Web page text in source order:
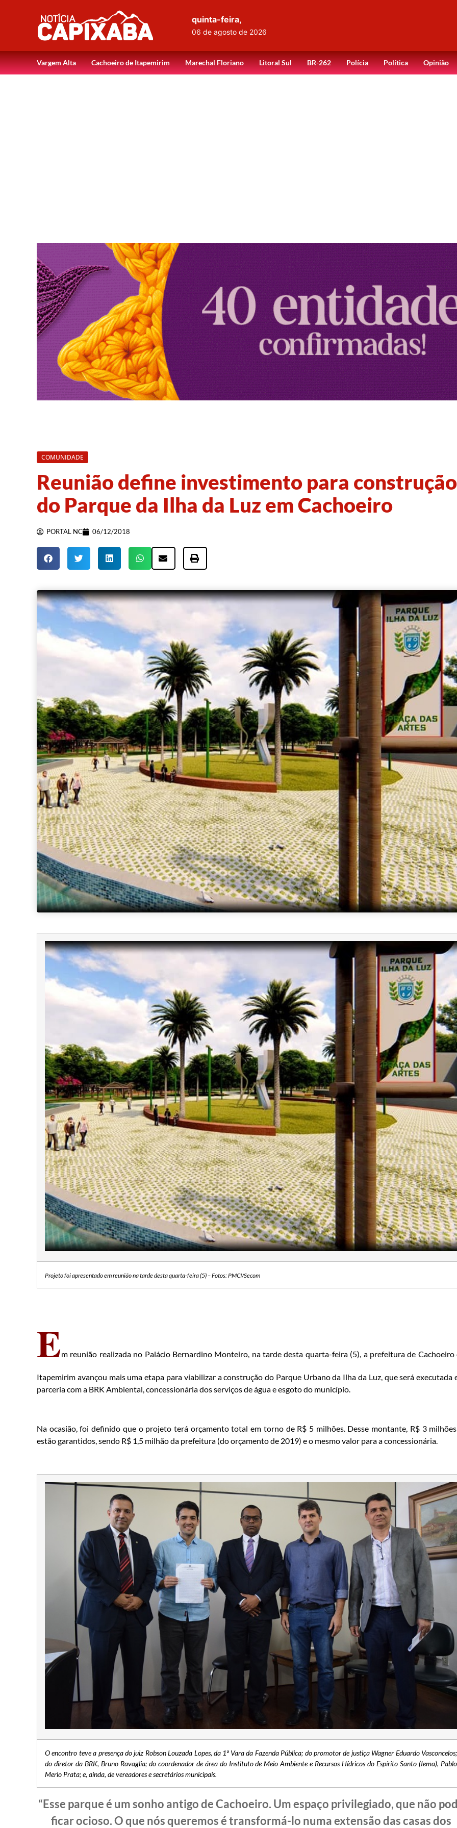
quinta-feira,
06 de agosto de 2026
Vargem Alta Cachoeiro de Itapemirim Marechal Floriano Litoral Sul BR-262 Polícia Política Opinião
COMUNIDADE
Reunião define investimento para construção
do Parque da Ilha da Luz em Cachoeiro
PORTAL NC 06/12/2018
Projeto foi apresentado em reunião na tarde desta quarta-feira (5) – Fotos: PMCI/Secom
Em reunião realizada no Palácio Bernardino Monteiro, na tarde desta quarta-feira (5), a prefeitura de Cachoeiro
Itapemirim avançou mais uma etapa para viabilizar a construção do Parque Urbano da Ilha da Luz, que será executada
parceria com a BRK Ambiental, concessionária dos serviços de água e esgoto do município.
Na ocasião, foi definido que o projeto terá orçamento total em torno de R$ 5 milhões. Desse montante, R$ 3
estão garantidos, sendo R$ 1,5 milhão da prefeitura (do orçamento de 2019) e o mesmo valor para a concessionária.
O encontro teve a presença do juiz Robson Louzada Lopes, da 1ª Vara da Fazenda Pública; do promotor de justiça Wagner Eduardo Vasconcelos;
do diretor da BRK, Bruno Ravaglia; do coordenador de área do Instituto de Meio Ambiente e Recursos Hídricos do Espírito Santo (Iema), Pablo
Merlo Prata; e, ainda, de vereadores e secretários municipais.
“Esse parque é um sonho antigo de Cachoeiro. Um espaço privilegiado, que não
ficar ocioso. O que nós queremos é transformá-lo numa extensão das casas dos